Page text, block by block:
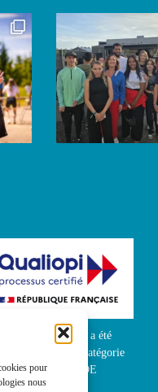
pour
nous
certification qualité a été
au titre de la catégorie
: ACTIONS DE